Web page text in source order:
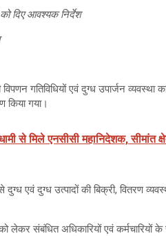
दिए आवश्यक निर्देश
गतिविधियों एवं दुग्ध उपार्जन व्यवस्था
किया गया।
से मिले एनसीसी महानिदेशक, सीमांत
एवं दुग्ध उत्पादों की बिक्री, वितरण
लेकर संबंधित अधिकारियों एवं कर्मचारियों